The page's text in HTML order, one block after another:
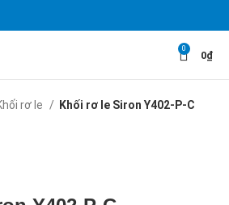
0
0₫
rơ le Khối rơ le Siron Y402-P-C